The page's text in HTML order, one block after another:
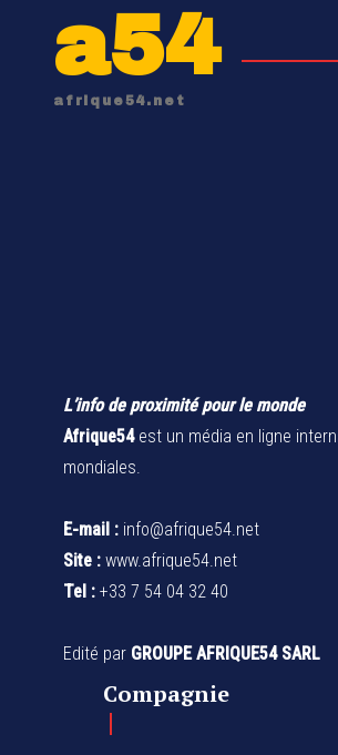
a54
afrique54.net
L’info de proximité pour le monde
Afrique54est un média en ligne
mondiales.
E-mail : info@afrique54.net
Site : www.afrique54.net
Tel : +33 7 54 04 32 40
Edité par GROUPE AFRIQUE54 SARL
Compagnie